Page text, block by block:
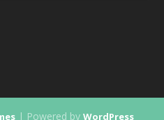
| Powered by WordPress